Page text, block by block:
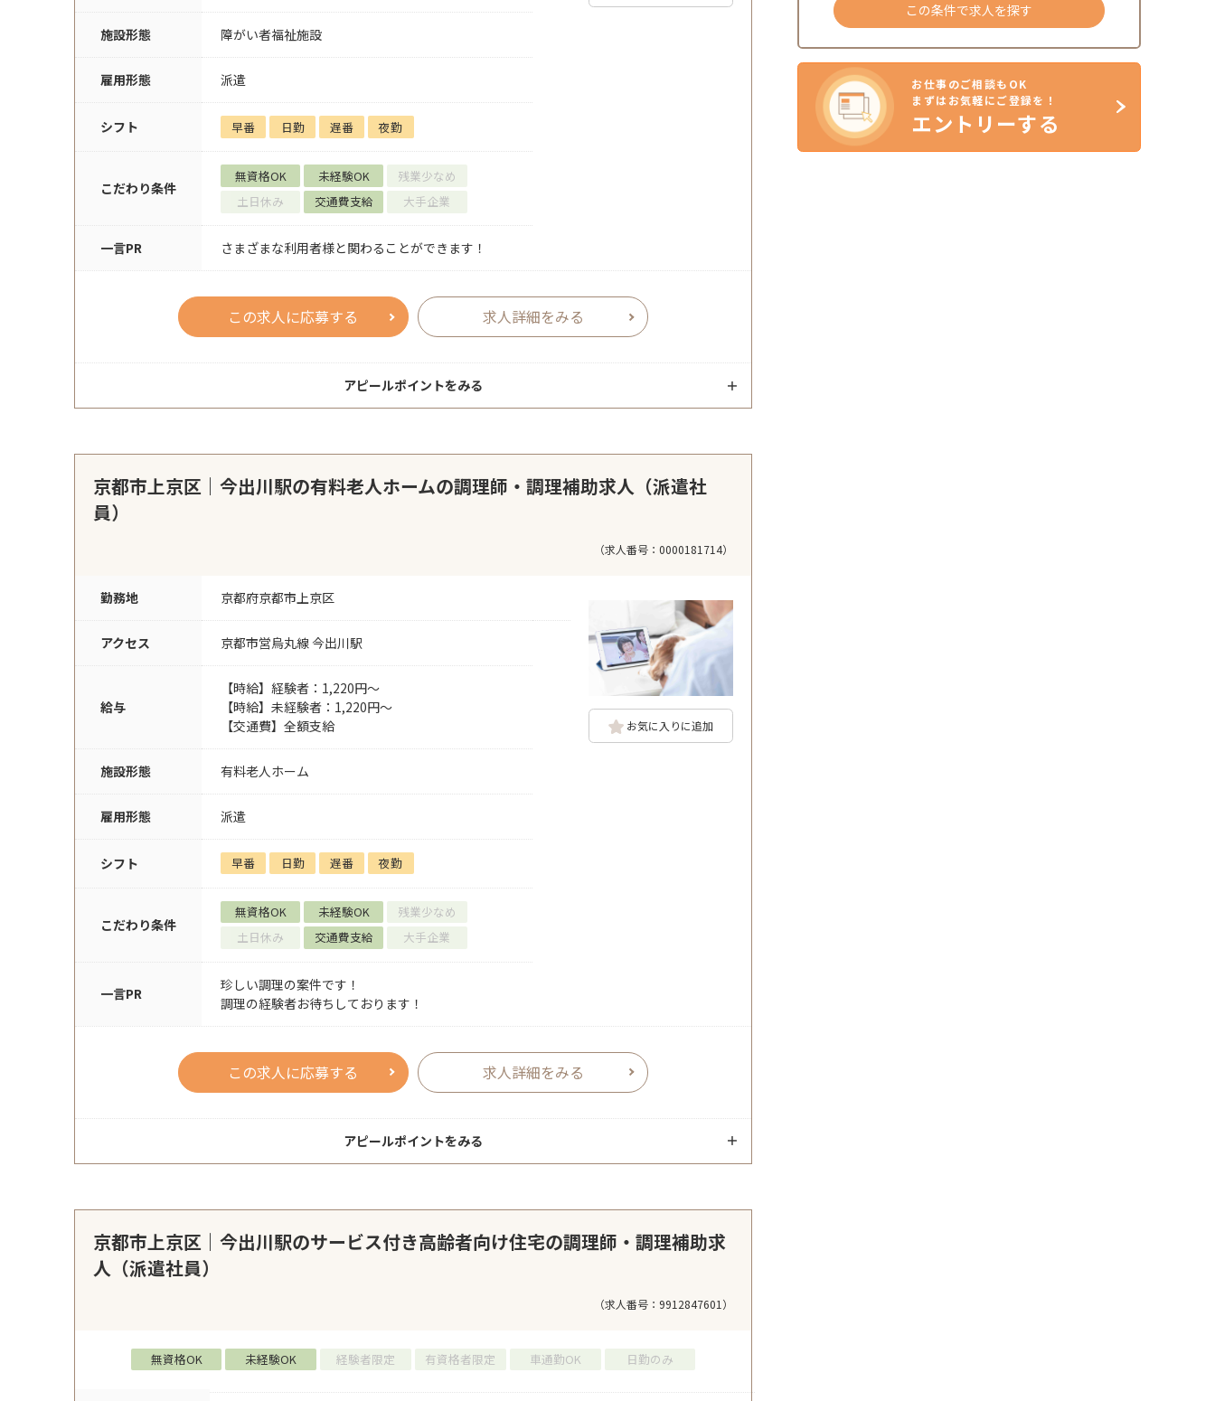
施設形態 障がい者福祉施設
雇用形態 派遣
シフト 早番 日勤 遅番 夜勤
こだわり条件
無資格OK 未経験OK
残業少なめ
土日休み
交通費支給 大手企業
一言PR さまざまな利用者様と関わることができます！
この求人に応募する 求人詳細をみる
アピールポイントをみる
京都市上京区｜今出川駅の有料老人ホームの調理師・調理補助求人（派遣社
員）
（求人番号：0000181714）
勤務地 京都府京都市上京区
アクセス 京都市営烏丸線 今出川駅
給与
【時給】経験者：1,220円～
【時給】未経験者：1,220円～
【交通費】全額支給
施設形態 有料老人ホーム
雇用形態 派遣
シフト 早番 日勤 遅番 夜勤
こだわり条件
無資格OK 未経験OK
残業少なめ
土日休み
交通費支給 大手企業
一言PR
珍しい調理の案件です！
調理の経験者お待ちしております！
お気に入りに追加
この求人に応募する 求人詳細をみる
アピールポイントをみる
京都市上京区｜今出川駅のサービス付き高齢者向け住宅の調理師・調理補助求
人（派遣社員）
（求人番号：9912847601）
無資格OK 未経験OK 経験者限定 有資格者限定 車通勤OK 日勤のみ
この条件で求人を探す
お仕事のご相談もOK
まずはお気軽にご登録を！
エントリーする